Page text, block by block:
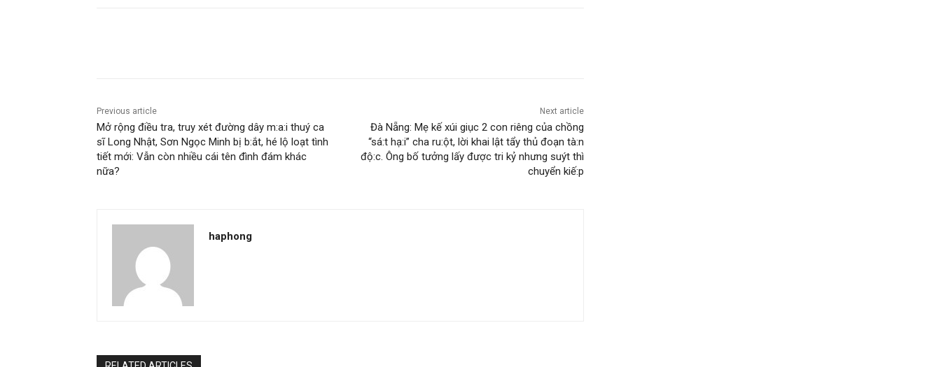
Bước đầu, cơ quan điều tra xác định Nguyễn Thị Kim Sau giữ vai trò chủ mưu, xúi giục và giúp sức tích
cực trong vụ án.
Riêng Nguyễn Quốc H. do chưa đủ 13 tuổi tại thời điểm xảy ra vụ việc nên cơ quan chức năng đang xem
Nguồn: https://www.techz.vn/187-526-5-ly-do-me-ke-xui-giuc-2-con-rieng-cua-chong-sat-hai-cha-ruot-
loi-khai-lat-tay-su-that-kho-tin-ylt693072.html